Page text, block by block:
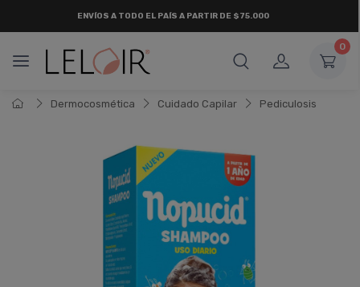
ENVÍOS A TODO EL PAÍS A PARTIR DE $75.000
0
Dermocosmética Cuidado Capilar Pediculosis